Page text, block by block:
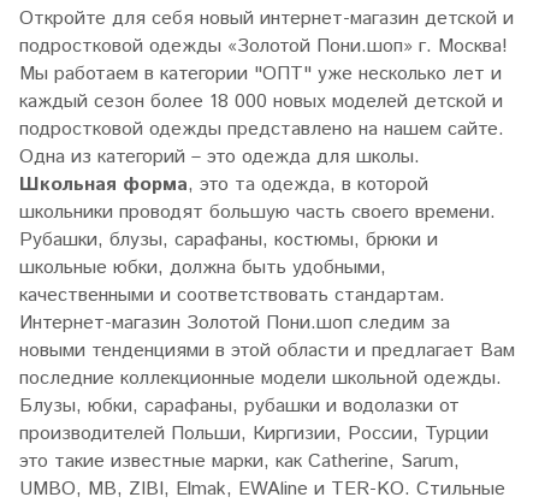
Откройте для себя новый интернет-магазин детской и
подростковой одежды «Золотой Пони.шоп» г. Москва!
Мы работаем в категории "ОПТ" уже несколько лет и
каждый сезон более 18 000 новых моделей детской и
подростковой одежды представлено на нашем сайте.
Одна из категорий – это одежда для школы.
Школьная форма, это та одежда, в которой
школьники проводят большую часть своего времени.
Рубашки, блузы, сарафаны, костюмы, брюки и
школьные юбки, должна быть удобными,
качественными и соответствовать стандартам.
Интернет-магазин Золотой Пони.шоп следим за
новыми тенденциями в этой области и предлагает Вам
последние коллекционные модели школьной одежды.
Блузы, юбки, сарафаны, рубашки и водолазки от
производителей Польши, Киргизии, России, Турции
это такие известные марки, как Catherine, Sarum,
UMBO, MB, ZIBI, Elmak, EWAline и TER-KO. Стильные